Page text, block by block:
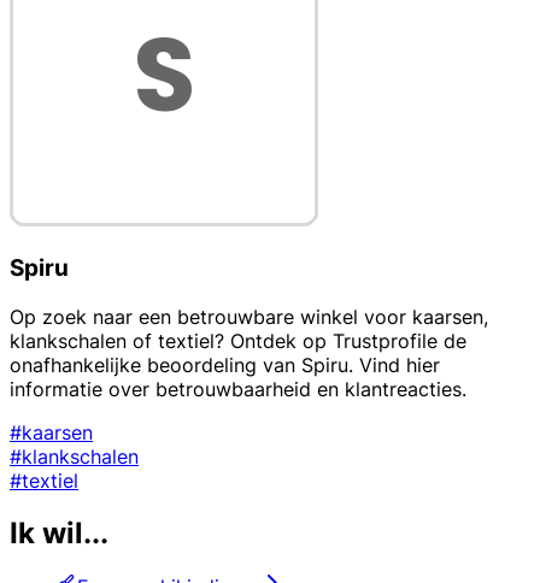
Spiru
Op zoek naar een betrouwbare winkel voor kaarsen,
klankschalen of textiel? Ontdek op Trustprofile de
onafhankelijke beoordeling van Spiru. Vind hier
informatie over betrouwbaarheid en klantreacties.
#kaarsen
#klankschalen
#textiel
Ik wil...